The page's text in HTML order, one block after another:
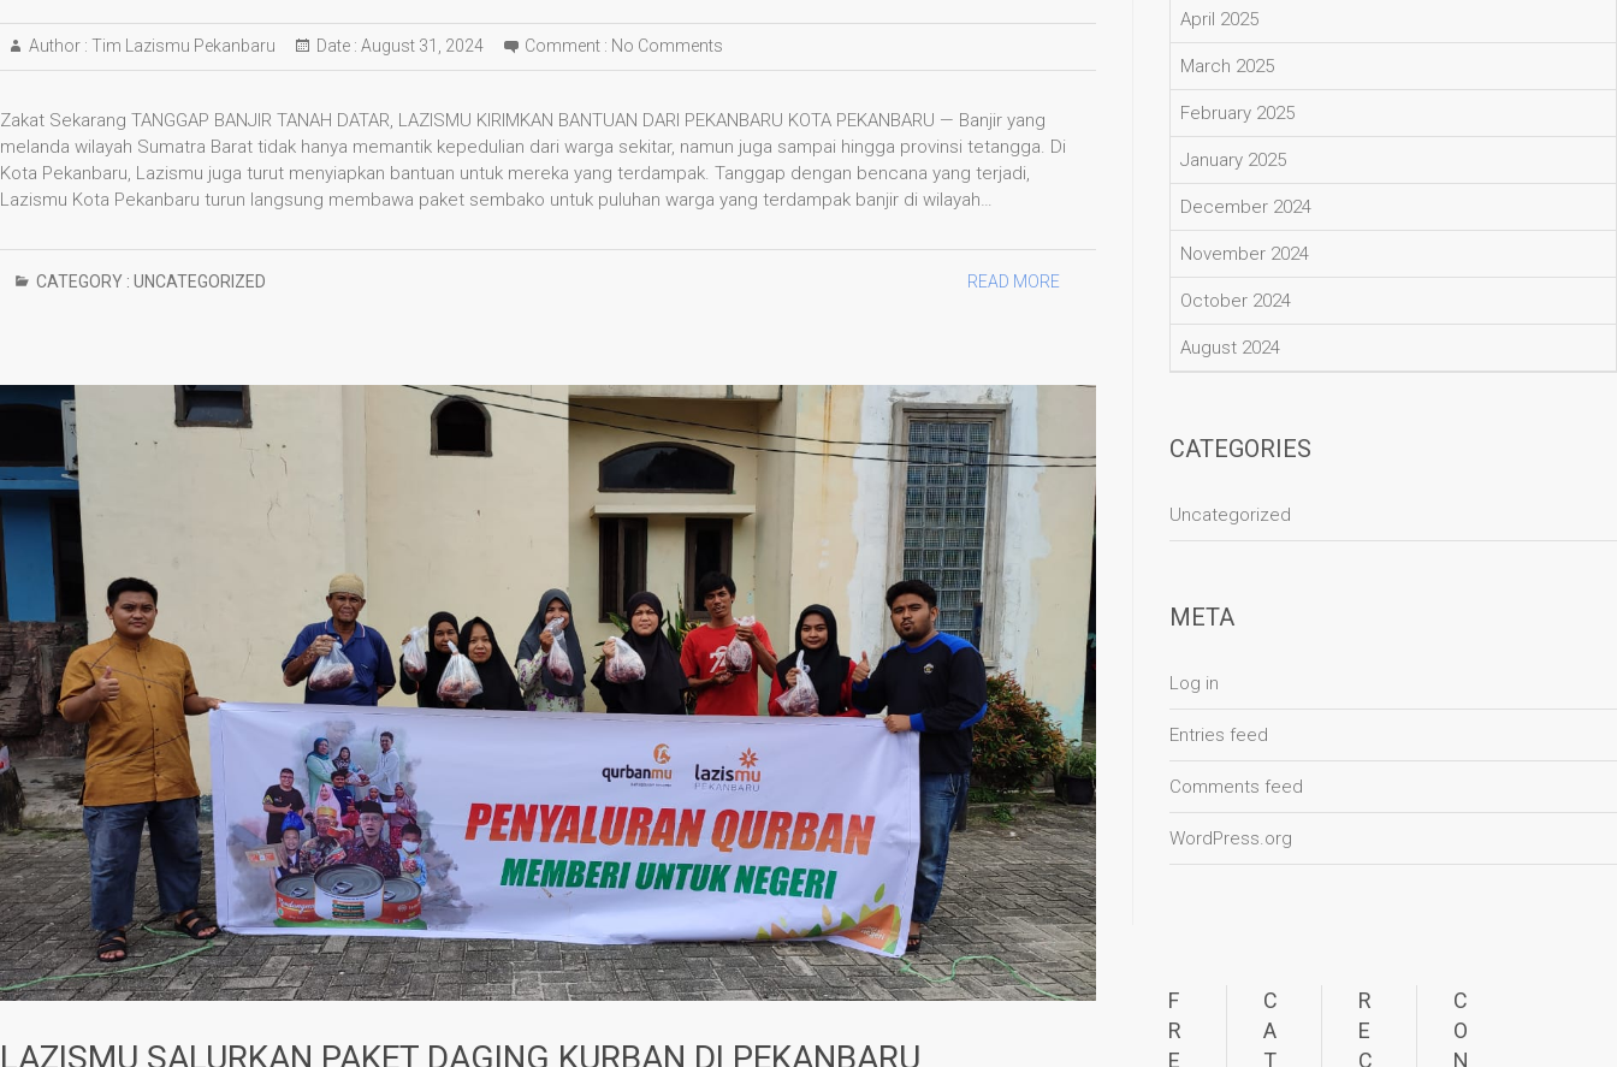
Author : Tim Lazismu Pekanbaru Date : August 31, 2024 Comment : No Comments
Zakat Sekarang TANGGAP BANJIR TANAH DATAR, LAZISMU KIRIMKAN BANTUAN DARI PEKANBARU KOTA PEKANBARU — Banjir yang
melanda wilayah Sumatra Barat tidak hanya memantik kepedulian dari warga sekitar, namun juga sampai hingga provinsi tetangga. Di
Kota Pekanbaru, Lazismu juga turut menyiapkan bantuan untuk mereka yang terdampak. Tanggap dengan bencana yang terjadi,
Lazismu Kota Pekanbaru turun langsung membawa paket sembako untuk puluhan warga yang terdampak banjir di wilayah…
CATEGORY : UNCATEGORIZED READ MORE
LAZISMU SALURKAN PAKET DAGING KURBAN DI PEKANBARU
April 2025
March 2025
February 2025
January 2025
December 2024
November 2024
October 2024
August 2024
CATEGORIES
Uncategorized
META
Log in
Entries feed
Comments feed
WordPress.org
F
R
E
C
A
T
R
E
C
C
O
N